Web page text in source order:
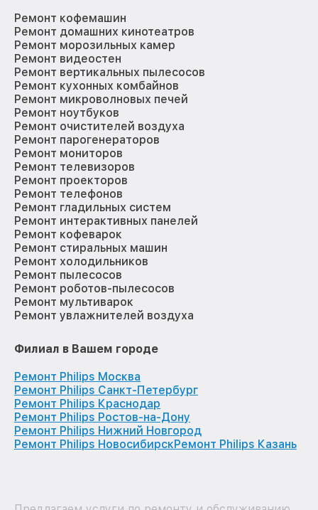
Ремонт кофемашин
Ремонт домашних кинотеатров
Ремонт морозильных камер
Ремонт видеостен
Ремонт вертикальных пылесосов
Ремонт кухонных комбайнов
Ремонт микроволновых печей
Ремонт ноутбуков
Ремонт очистителей воздуха
Ремонт парогенераторов
Ремонт мониторов
Ремонт телевизоров
Ремонт проекторов
Ремонт телефонов
Ремонт гладильных систем
Ремонт интерактивных панелей
Ремонт кофеварок
Ремонт стиральных машин
Ремонт холодильников
Ремонт пылесосов
Ремонт роботов-пылесосов
Ремонт мультиварок
Ремонт увлажнителей воздуха
Филиал в Вашем городе
Ремонт Philips Москва
Ремонт Philips Санкт-Петербург
Ремонт Philips Краснодар
Ремонт Philips Ростов-на-Дону
Ремонт Philips Нижний Новгород
Ремонт Philips НовосибирскРемонт Philips Казань